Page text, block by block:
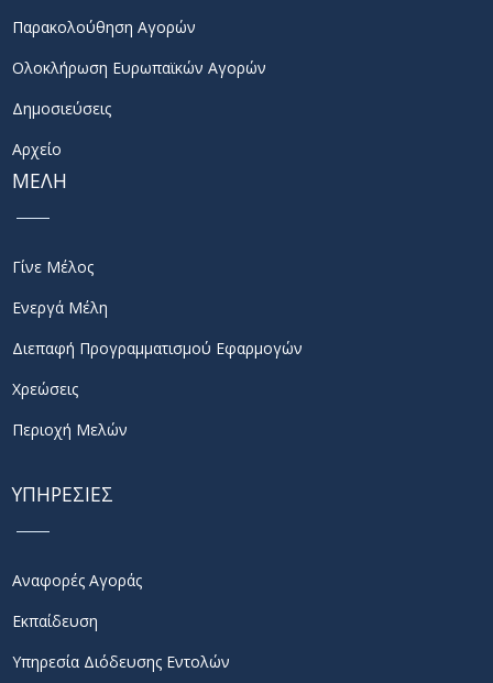
Παρακολούθηση Αγορών
Ολοκλήρωση Ευρωπαϊκών Αγορών
Δημοσιεύσεις
Αρχείο
ΜΕΛΗ
Γίνε Μέλος
Ενεργά Μέλη
Διεπαφή Προγραμματισμού Εφαρμογών
Χρεώσεις
Περιοχή Μελών
ΥΠΗΡΕΣΙΕΣ
Αναφορές Αγοράς
Εκπαίδευση
Υπηρεσία Διόδευσης Εντολών